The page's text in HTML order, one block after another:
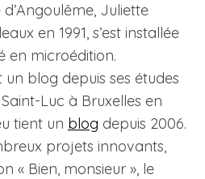
Juliette
en 1991, s’est installée
en microédition.
blog depuis ses études
Luc à Bruxelles en
tient un blog depuis 2006.
projets innovants,
« Bien, monsieur », le